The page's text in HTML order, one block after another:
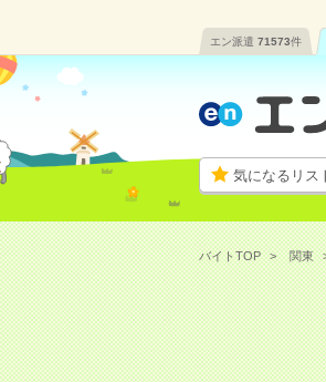
エン派遣 71573件
気になるリス
バイトTOP 関東